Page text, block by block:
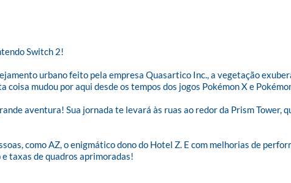
Switch 2!
urbano feito pela empresa Quasartico Inc., a vegetação
mudou por aqui desde os tempos dos jogos Pokémon X e
aventura! Sua jornada te levará às ruas ao redor da Prism Tower,
como AZ, o enigmático dono do Hotel Z. E com melhorias de
taxas de quadros aprimoradas!